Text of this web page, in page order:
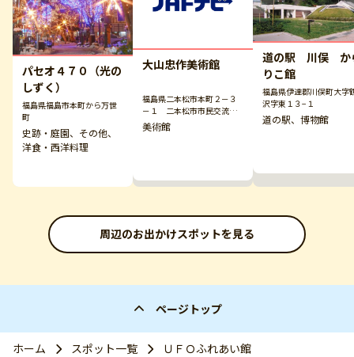
パセオ４７０（光の
しずく）
福島県福島市本町から万世
町
史跡・庭園、その他、
洋食・西洋料理
大山忠作美術館
福島県二本松市本町２－３
－１ 二本松市市民交流セ
ンター３階
美術館
道の駅 川俣 か
りこ館
福島県伊達郡川俣町大字
沢字東１３−１
道の駅、博物館
周辺のお出かけスポットを見る
ページトップ
ホーム スポット一覧 ＵＦＯふれあい館